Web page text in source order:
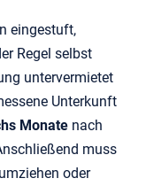
eingestuft,
Regel selbst
untervermietet
Unterkunft
Monate nach
muss
oder